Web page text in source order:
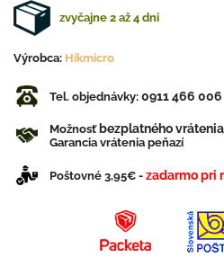
zvyčajne 2 až 4 dni
Výrobca: Hikmicro
Tel. objednávky: 0911 466 006
Možnosťbezplatného
Garancia vrátenia peňazí
Poštovné 3,95€ - zadarmo pri